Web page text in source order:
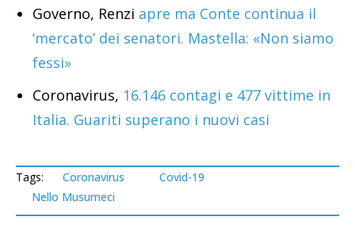
Governo, Renzi apre ma Conte continua il
‘mercato’ dei senatori. Mastella: «Non siamo
fessi»
Coronavirus, 16.146 contagi e 477 vittime in
Italia. Guariti superano i nuovi casi
Tags: Coronavirus
Covid-19
Nello Musumeci